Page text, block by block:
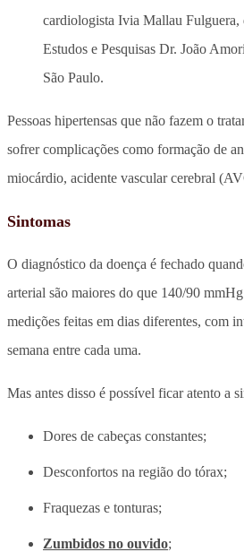
cardiologista Ivia Mallau Fulguera,
Estudos e Pesquisas Dr. João
São Paulo.
Pessoas hipertensas que não fazem o
sofrer complicações como formação de
miocárdio, acidente vascular cerebral
Sintomas
O diagnóstico da doença é fechado
arterial são maiores do que 140/90
medições feitas em dias diferentes, com
semana entre cada uma.
Mas antes disso é possível ficar atento a
Dores de cabeças constantes;
Desconfortos na região do tórax;
Fraquezas e tonturas;
Zumbidos no ouvido;